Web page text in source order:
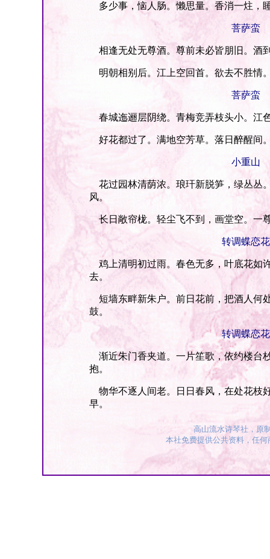
多少事，恼人肠。懒思量。香消一炷，
菩萨蛮
相逢无处无尊酒。尊前未必皆朋旧。酒
明朝相别后。江上空回首。欲去不胜情
菩萨蛮
春城迤逦层阴绕。青梅竞弄枝头小。江
好花都过了。满地空芳草。落日醉醒间
小重山
花过园林清荫浓。琅玕新脱笋，绿丛丛
风。
长日敞帘栊。轻尘飞不到，画堂空。一
转调蝶恋花
鸡上清明初过雨。春色无多，叶底花如
去。
短墙东畔新朱户。前日花前，把酒人何
鼓。
转调蝶恋花
渐近朱门香夹道。一片笙歌，依约楼台
抱。
物华不逐人间老。日日春风，在处花枝
早。
高山流水诗琴社，原
本社免费提供公共资料，任